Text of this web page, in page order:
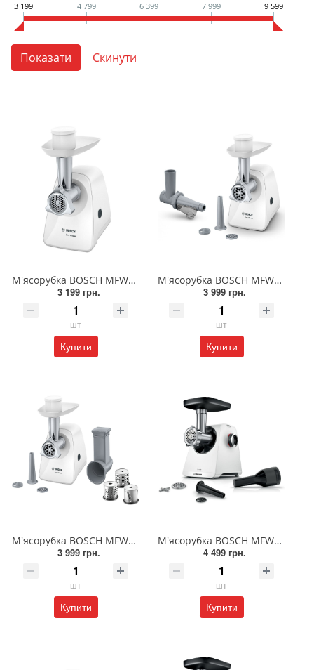
3 199 4 799 6 399 7 999 9 599
М'ясорубка BOSCH MFW2500W
3 199 грн.
шт
Купити
М'ясорубка BOSCH MFW2515W
3 999 грн.
шт
Купити
М'ясорубка BOSCH MFW2514W
3 999 грн.
шт
Купити
М'ясорубка BOSCH MFWS420W
4 499 грн.
шт
Купити